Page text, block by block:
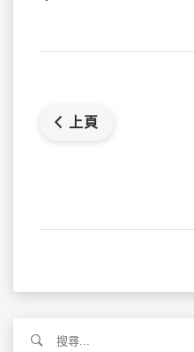
上頁